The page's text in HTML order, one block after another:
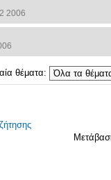
2006
θέματα: